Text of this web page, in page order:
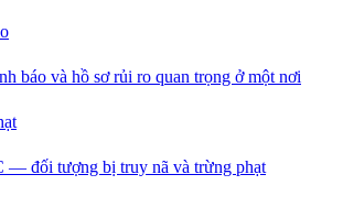
báo và hồ sơ rủi ro quan trọng ở một nơi
— đối tượng bị truy nã và trừng phạt